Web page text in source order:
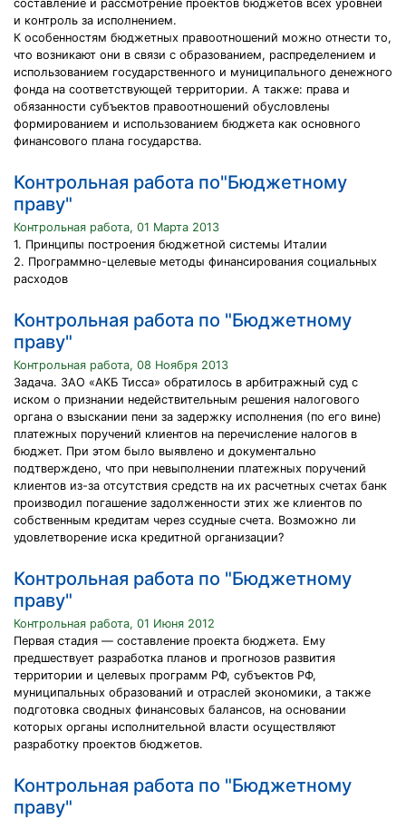
составление и рассмотрение проектов бюджетов всех уровней
и контроль за исполнением.
К особенностям бюджетных правоотношений можно отнести то,
что возникают они в связи с образованием, распределением и
использованием государственного и муниципального денежного
фонда на соответствующей территории. А также: права и
обязанности субъектов правоотношений обусловлены
формированием и использованием бюджета как основного
финансового плана государства.
Контрольная работа по"Бюджетному
праву"
Контрольная работа, 01 Марта 2013
1. Принципы построения бюджетной системы Италии
2. Программно-целевые методы финансирования социальных
расходов
Контрольная работа по "Бюджетному
праву"
Контрольная работа, 08 Ноября 2013
Задача. ЗАО «АКБ Тисса» обратилось в арбитражный суд с
иском о признании недействительным решения налогового
органа о взыскании пени за задержку исполнения (по его вине)
платежных поручений клиентов на перечисление налогов в
бюджет. При этом было выявлено и документально
подтверждено, что при невыполнении платежных поручений
клиентов из-за отсутствия средств на их расчетных счетах банк
производил погашение задолженности этих же клиентов по
собственным кредитам через ссудные счета. Возможно ли
удовлетворение иска кредитной организации?
Контрольная работа по "Бюджетному
праву"
Контрольная работа, 01 Июня 2012
Первая стадия — составление проекта бюджета. Ему
предшествует разработка планов и прогнозов развития
территории и целевых программ РФ, субъектов РФ,
муниципальных образований и отраслей экономики, а также
подготовка сводных финансовых балансов, на основании
которых органы исполнительной власти осуществляют
разработку проектов бюджетов.
Контрольная работа по "Бюджетному
праву"